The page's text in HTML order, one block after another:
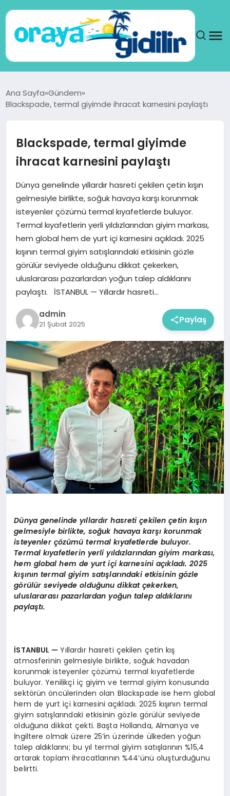
SAĞLIK
DÜNYA
SEYAHAT
TEKNOLOJI
YAŞAM
Ana Sayfa Gündem
Blackspade, termal giyimde ihracat karnesini paylaştı
Blackspade, termal giyimde
ihracat karnesini paylaştı
Dünya genelinde yıllardır hasreti çekilen çetin kışın
gelmesiyle birlikte, soğuk havaya karşı korunmak
isteyenler çözümü termal kıyafetlerde buluyor.
Termal kıyafetlerin yerli yıldızlarından giyim markası,
hem global hem de yurt içi karnesini açıkladı. 2025
kışının termal giyim satışlarındaki etkisinin gözle
görülür seviyede olduğunu dikkat çekerken,
uluslararası pazarlardan yoğun talep aldıklarını
paylaştı. İSTANBUL — Yıllardır hasreti…
admin
21 Şubat 2025 Paylaş
Dünya genelinde yıllardır hasreti çekilen çetin kışın
gelmesiyle birlikte, soğuk havaya karşı korunmak
isteyenler çözümütermal kıyafetlerde buluyor.
Termal kıyafetlerin yerli yıldızlarından giyim markası,
hem global hem de yurt içi karnesini açıkladı. 2025
kışının termal giyim satışlarındaki etkisinin gözle
görülür seviyede olduğunu dikkat çekerken,
uluslararası pazarlardan yoğun talep aldıklarını
paylaştı.
İSTANBUL —Yıllardır hasreti çekilen çetin kış
atmosferinin gelmesiyle birlikte, soğuk havadan
korunmak isteyenler çözümü termal kıyafetlerde
buluyor. Yenilikçi iç giyim ve termal giyim konusunda
sektörün öncülerinden olan Blackspade ise hem global
hem de yurt içi karnesini açıkladı. 2025 kışının termal
giyim satışlarındaki etkisinin gözle görülür seviyede
olduğuna dikkat çekti. Başta Hollanda, Almanya ve
İngiltere olmak üzere 25’in üzerinde ülkeden yoğun
talep aldıklarını; bu yıl termal giyim satışlarının %15,4
artarak toplam ihracatlarının %44’ünü oluşturduğunu
belirtti.